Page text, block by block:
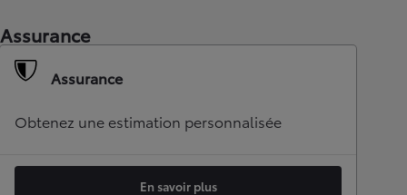
Assurance
Assurance
Obtenez une estimation personnalisée
En savoir plus